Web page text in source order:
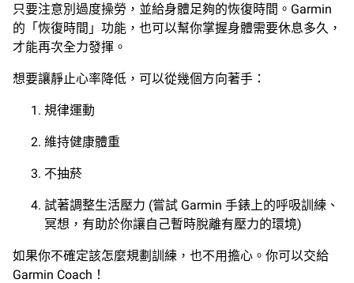
只要注意別過度操勞，並給身體足夠的恢復時間。Garmin
的「恢復時間」功能，也可以幫你掌握身體需要休息多久，
才能再次全力發揮。
想要讓靜止心率降低，可以從幾個方向著手：
規律運動
維持健康體重
不抽菸
試著調整生活壓力 (嘗試 Garmin 手錶上的呼吸訓練、
冥想，有助於你讓自己暫時脫離有壓力的環境)
如果你不確定該怎麼規劃訓練，也不用擔心。你可以交給
Garmin Coach！